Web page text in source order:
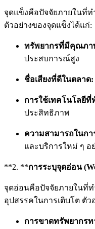
จุดแข็งคือปัจจัยภายในที่ท
ตัวอย่างของจุดแข็งได้แก่:
ทรัพยากรที่มีคุณภา
ประสบการณ์สูง
ชื่อเสียงที่ดีในตลาด:
การใช้เทคโนโลยีที่
ประสิทธิภาพ
ความสามารถในก
และบริการใหม่ ๆ อ
**2. **การระบุจุดอ่อน
จุดอ่อนคือปัจจัยภายในที่ท
อุปสรรคในการเติบโต ตั
การขาดทรัพยากรท